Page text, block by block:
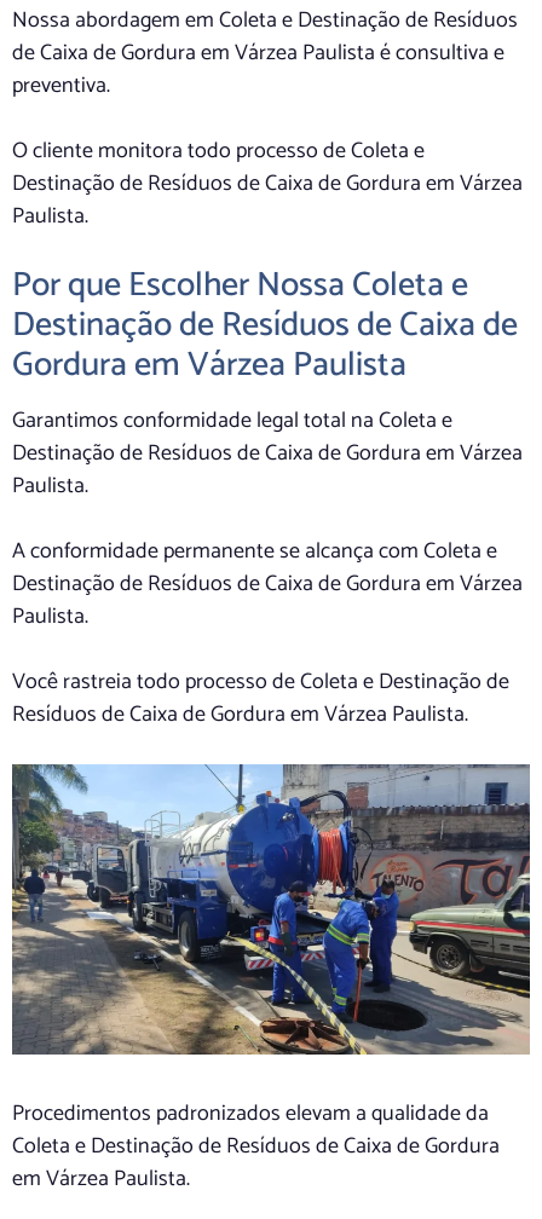
Nossa abordagem em Coleta e Destinação de Resíduos
de Caixa de Gordura em Várzea Paulista é consultiva e
preventiva.
O cliente monitora todo processo de Coleta e
Destinação de Resíduos de Caixa de Gordura em Várzea
Paulista.
Por que Escolher Nossa Coleta e
Destinação de Resíduos de Caixa de
Gordura em Várzea Paulista
Garantimos conformidade legal total na Coleta e
Destinação de Resíduos de Caixa de Gordura em Várzea
Paulista.
A conformidade permanente se alcança com Coleta e
Destinação de Resíduos de Caixa de Gordura em Várzea
Paulista.
Você rastreia todo processo de Coleta e Destinação de
Resíduos de Caixa de Gordura em Várzea Paulista.
Procedimentos padronizados elevam a qualidade da
Coleta e Destinação de Resíduos de Caixa de Gordura
em Várzea Paulista.